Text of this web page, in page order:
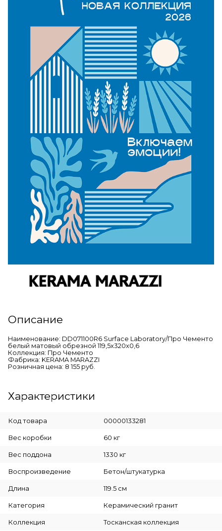
Описание
Наименование: DD071100R6 Surface Laboratory/Про Чементо
белый матовый обрезной 119,5x320x0,6
Коллекция: Про Чементо
Фабрика: KERAMA MARAZZI
Розничная цена: 8 155 руб.
Характеристики
Код товара 00000133281
Вес коробки 60 кг
Вес поддона 1330 кг
Воспроизведение Бетон/штукатурка
Длина 119.5 см
Категория Керамический гранит
Коллекция Тосканская коллекция